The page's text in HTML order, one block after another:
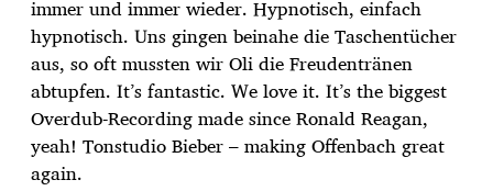
immer und immer wieder. Hypnotisch, einfach
hypnotisch. Uns gingen beinahe die Taschentücher
aus, so oft mussten wir Oli die Freudentränen
abtupfen. It’s fantastic. We love it. It’s the biggest
Overdub-Recording made since Ronald Reagan,
yeah! Tonstudio Bieber – making Offenbach great
again.